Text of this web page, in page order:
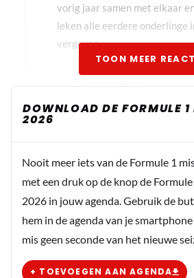
vorig jaar samen met elkaar
leken alle eerdere
vergeven.
Formula1fan
gestapt en is er niets aan
lezen de koppen sneller
vriendjes met elkaar is,
negativiteit er
hangt dan vind ik dat
TOON MEER
DOWNLOAD DE FORMULE 1
2026
Nooit meer iets van de Formule 1
met een druk op de knop de
2026 in jouw agenda. Gebruik de
hem in de agenda van je
mis geen seconde van het nieuwe
+ TOEVOEGEN AAN AGENDA